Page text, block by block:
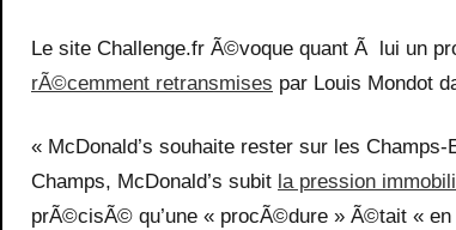
Le site Challenge.fr Ã©voque quant Ã lui un
rÃ©cemment retransmises par Louis Mondot
« McDonald’s souhaite rester sur les
Champs, McDonald’s subit la pression
prÃ©cisÃ© qu’une « procÃ©dure » Ã©tait «